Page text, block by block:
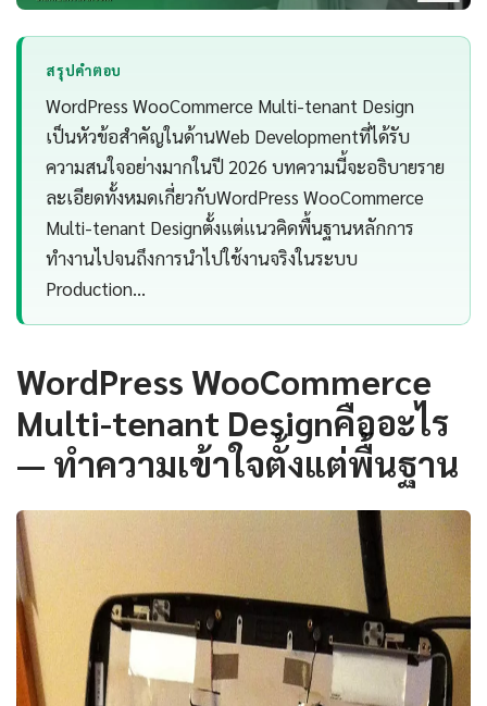
สรุปคำตอบ
WordPress WooCommerce Multi-tenant Design
เป็นหัวข้อสำคัญในด้านWeb Developmentที่ได้รับ
ความสนใจอย่างมากในปี 2026 บทความนี้จะอธิบายราย
ละเอียดทั้งหมดเกี่ยวกับWordPress WooCommerce
Multi-tenant Designตั้งแต่แนวคิดพื้นฐานหลักการ
ทำงานไปจนถึงการนำไปใช้งานจริงในระบบ
Production…
WordPress WooCommerce
Multi-tenant Designคืออะไร
— ทำความเข้าใจตั้งแต่พื้นฐาน